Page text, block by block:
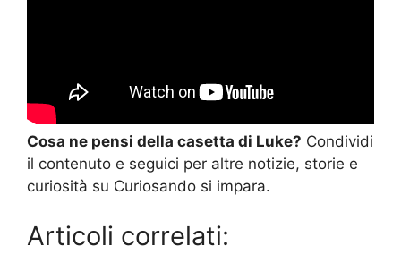
Cosa ne pensi della casetta di Luke? Condividi
il contenuto e seguici per altre notizie, storie e
curiosità su Curiosando si impara.
Articoli correlati: